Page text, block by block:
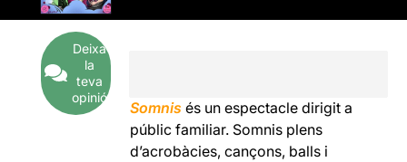
Deixa
la
teva
opinió
Somnis és un espectacle dirigit a
públic familiar. Somnis plens
d’acrobàcies, cançons, balls i